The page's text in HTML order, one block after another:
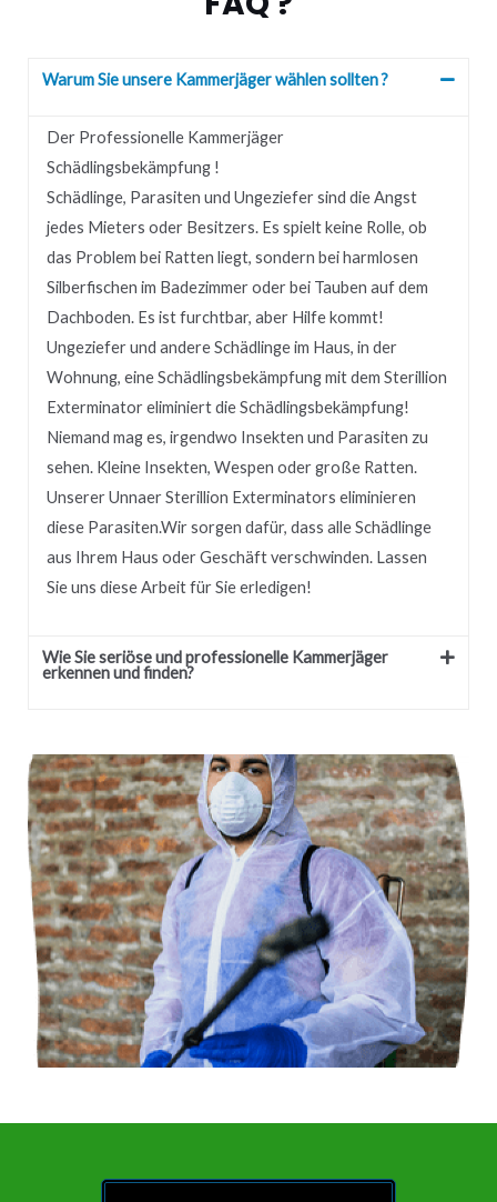
Warum Sie unsere Kammerjäger wählen sollten ?
Der Professionelle Kammerjäger
Schädlingsbekämpfung !
Schädlinge, Parasiten und Ungeziefer sind die Angst
jedes Mieters oder Besitzers. Es spielt keine Rolle, ob
das Problem bei Ratten liegt, sondern bei harmlosen
Silberfischen im Badezimmer oder bei Tauben auf dem
Dachboden. Es ist furchtbar, aber Hilfe kommt!
Ungeziefer und andere Schädlinge im Haus, in der
Wohnung, eine Schädlingsbekämpfung mit dem Sterillion
Exterminator eliminiert die Schädlingsbekämpfung!
Niemand mag es, irgendwo Insekten und Parasiten zu
sehen. Kleine Insekten, Wespen oder große Ratten.
UnsererUnnaerSterillion Exterminators eliminieren
diese Parasiten.Wir sorgen dafür, dass alle Schädlinge
aus Ihrem Haus oder Geschäft verschwinden. Lassen
Sie uns diese Arbeit für Sie erledigen!
Wie Sie seriöse und professionelle Kammerjäger
erkennen und finden?